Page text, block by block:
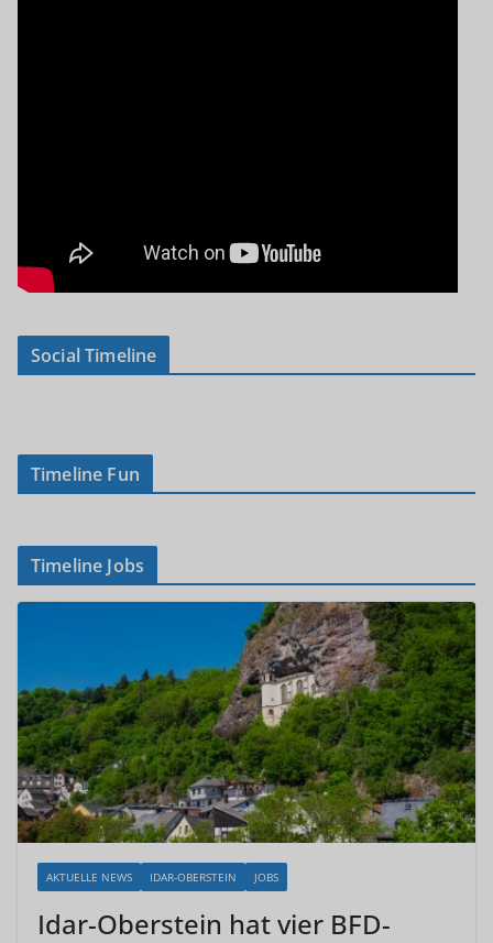
Social Timeline
Timeline Fun
Timeline Jobs
AKTUELLE NEWS IDAR-OBERSTEIN JOBS
Idar-Oberstein hat vier BFD-